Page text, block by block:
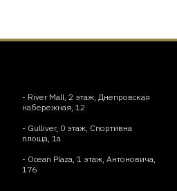
- River Mall, 2 этаж, Днепровская
набережная, 12
- Gulliver, 0 этаж, Спортивна
площа, 1a
- Ocean Plaza, 1 этаж, Антоновича,
176